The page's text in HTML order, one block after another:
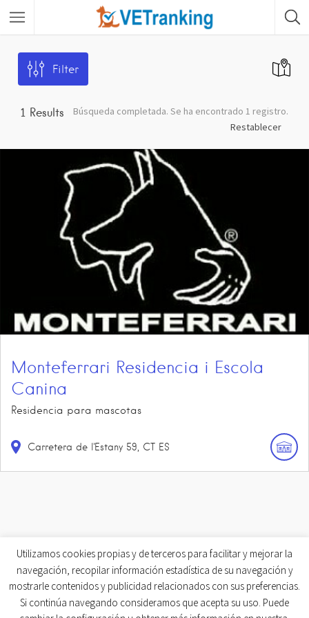
Filter
1 Results
Búsqueda completada. Se ha encontrado 1 registro.
Restablecer
Monteferrari Residencia i Escola
Canina
Residencia para mascotas
Carretera de l'Estany 59 CT ES
Utilizamos cookies propias y de terceros para facilitar y mejorar la
navegación, recopilar información estadística de su navegación y
mostrarle contenidos y publicidad relacionados con sus preferencias.
Si continúa navegando consideramos que acepta su uso. Puede